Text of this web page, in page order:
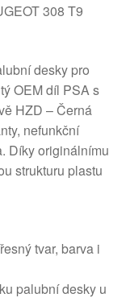
308 T9
desky pro
OEM díl PSA s
HZD – Černá
nefunkční
Díky originálnímu
strukturu plastu
tvar, barva i
palubní desky u